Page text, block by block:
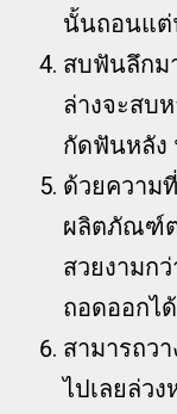
นั้นถอนแต่
สบฟันลึกม
ล่างจะสบ
กัดฟันหลัง
ด้วยความ
ผลิตภัณฑ์ต่
สวยงามก
ถอดออกไ
สามารถว
ไปเลยล่ว